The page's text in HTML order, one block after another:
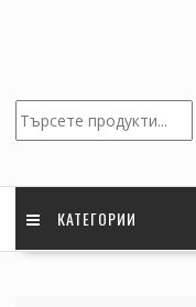
КАТЕГОРИИ